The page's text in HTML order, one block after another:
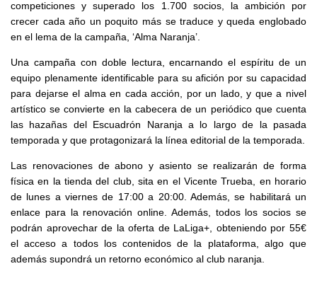
competiciones y superado los 1.700 socios, la ambición por
crecer cada año un poquito más se traduce y queda englobado
en el lema de la campaña, ‘Alma Naranja’.
Una campaña con doble lectura, encarnando el espíritu de un
equipo plenamente identificable para su afición por su capacidad
para dejarse el alma en cada acción, por un lado, y que a nivel
artístico se convierte en la cabecera de un periódico que cuenta
las hazañas del Escuadrón Naranja a lo largo de la pasada
temporada y que protagonizará la línea editorial de la temporada.
Las renovaciones de abono y asiento se realizarán de forma
física en la tienda del club, sita en el Vicente Trueba, en horario
de lunes a viernes de 17:00 a 20:00. Además, se habilitará un
enlace para la renovación online. Además, todos los socios se
podrán aprovechar de la oferta de LaLiga+, obteniendo por 55€
el acceso a todos los contenidos de la plataforma, algo que
además supondrá un retorno económico al club naranja.